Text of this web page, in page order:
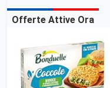
Offerte Attive Ora